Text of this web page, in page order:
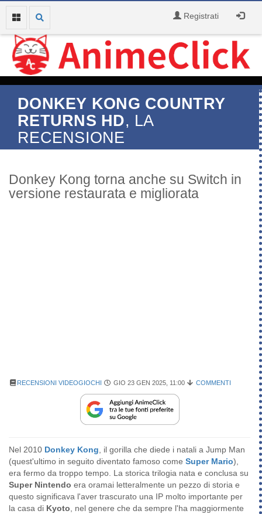
Registrati
DONKEY KONG COUNTRY
RETURNS HD, LA
RECENSIONE
Donkey Kong torna anche su Switch in
versione restaurata e migliorata
RECENSIONI VIDEOGIOCHI GIO 23 GEN 2025, 11:00 COMMENTI
Nel 2010 Donkey Kong, il gorilla che diede i natali a Jump Man
(quest'ultimo in seguito diventato famoso come Super Mario),
era fermo da troppo tempo. La storica trilogia nata e conclusa su
Super Nintendo era oramai letteralmente un pezzo di storia e
questo significava l'aver trascurato una IP molto importante per
la casa di Kyoto, nel genere che da sempre l'ha maggiormente